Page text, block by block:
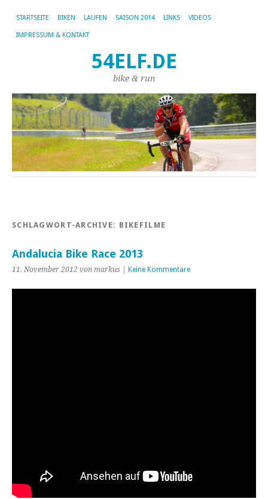
STARTSEITE BIKEN LAUFEN SAISON 2014 LINKS VIDEOS
IMPRESSUM & KONTAKT
54ELF.DE
bike & run
SCHLAGWORT-ARCHIVE: BIKEFILME
Andalucia Bike Race 2013
11. November 2012 von markus | Keine Kommentare